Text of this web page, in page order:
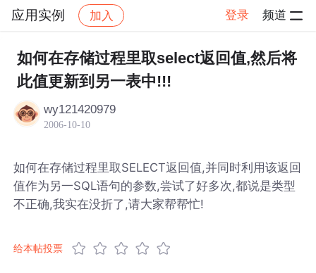
应用实例 加入 登录 频道
社区 应用实例 帖子详情
如何在存储过程里取select返回值,然后将
此值更新到另一表中!!!
wy121420979
2006-10-10
如何在存储过程里取SELECT返回值,并同时利用该返回
值作为另一SQL语句的参数,尝试了好多次,都说是类型
不正确,我实在没折了,请大家帮帮忙!
给本帖投票